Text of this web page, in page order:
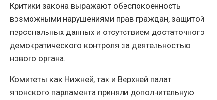
Критики закона выражают обеспокоенность
возможными нарушениями прав граждан, защитой
персональных данных и отсутствием достаточного
демократического контроля за деятельностью
нового органа.
Комитеты как Нижней, так и Верхней палат
японского парламента приняли дополнительную